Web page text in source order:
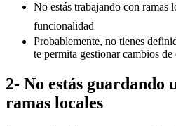
No estás trabajando con ramas
funcionalidad
Probablemente, no tienes
te permita gestionar cambios
2- No estás guardando
ramas locales